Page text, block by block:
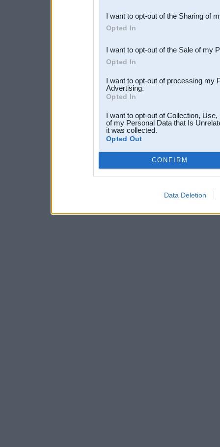
Downstream Participants
third parties.
I want to opt-out of the Sharing of
Opted In
I want to opt-out of the Sale of my
Opted In
I want to opt-out of processing my
Advertising.
Opted In
I want to opt-out of Collection,
of my Personal Data that Is
it was collected.
Opted Out
CONFIRM
Data Deletion